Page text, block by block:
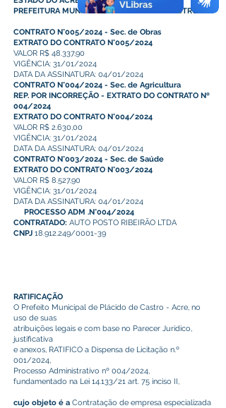
PREFEITURA MUNICIPAL DE PLACIDO DE CASTRO
CONTRATO N°005/2024 - Sec. de Obras
EXTRATO DO CONTRATO N°005/2024
VALOR R$ 48.337,90
VIGÊNCIA: 31/01/2024
DATA DA ASSINATURA: 04/01/2024
CONTRATO N°004/2024 - Sec. de Agricultura
REP. POR INCORREÇÃO - EXTRATO DO CONTRATO Nº
004/2024
EXTRATO DO CONTRATO N°004/2024
VALOR R$ 2.630,00
VIGÊNCIA: 31/01/2024
DATA DA ASSINATURA: 04/01/2024
CONTRATO N°003/2024 - Sec. de Saúde
EXTRATO DO CONTRATO N°003/2024
VALOR R$ 8.527,90
VIGÊNCIA: 31/01/2024
DATA DA ASSINATURA: 04/01/2024
PROCESSO ADM .N°004/2024
CONTRATADO: AUTO POSTO RIBEIRÃO LTDA
CNPJ 18.912.249/0001-39
RATIFICAÇÃO
O Prefeito Municipal de Plácido de Castro - Acre, no
uso de suas
atribuições legais e com base no Parecer Jurídico,
justificativa
e anexos, RATIFICO a Dispensa de Licitação n.º
001/2024,
Processo Administrativo nº 004/2024,
fundamentado na Lei 14.133/21 art. 75 inciso II,
cujo objeto é a Contratação de empresa especializada